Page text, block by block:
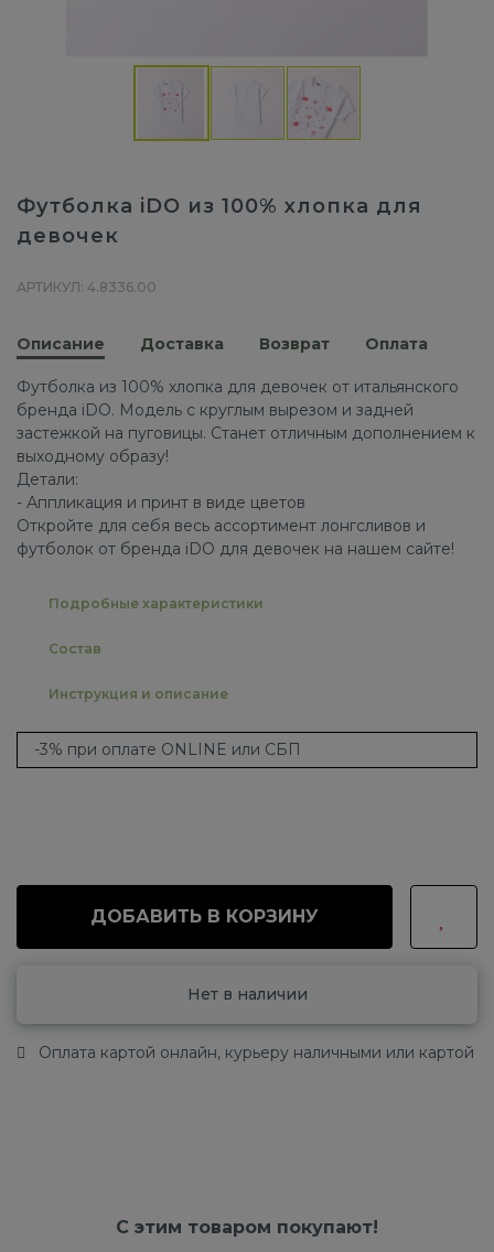
Футболка iDO из 100% хлопка для
девочек
АРТИКУЛ: 4.8336.00
Описание Доставка Возврат Оплата
Футболка из 100% хлопка для девочек от итальянского
бренда iDO. Модель с круглым вырезом и задней
застежкой на пуговицы. Станет отличным дополнением к
выходному образу!
Детали:
- Аппликация и принт в виде цветов
Откройте для себя весь ассортимент лонгсливов и
футболок от бренда iDO для девочек на нашем сайте!
Подробные характеристики
Состав
Инструкция и описание
-3% при оплате ONLINE или СБП
ДОБАВИТЬ В КОРЗИНУ
Нет в наличии
Оплата картой онлайн, курьеру наличными или картой
С этим товаром покупают!